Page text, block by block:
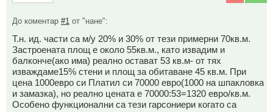
До коментар #1 от "нане":
Т.н. ид. части са м/у 20% и 30% от тези примерни 70кв.м.
Застроената площ е около 55кв.м., като извадим и
балконче(ако има) реално остават 53 кв.м- от тях
изваждаме15% стени и площ за обитаване 45 кв.м. При
цена 1000евро си Платил си 70000 евро(1000 на шпакловка
и замазка), но реално цената е 70000:53=1320 евро/кв.м.
Особено функционални са тези гарсониери когато са